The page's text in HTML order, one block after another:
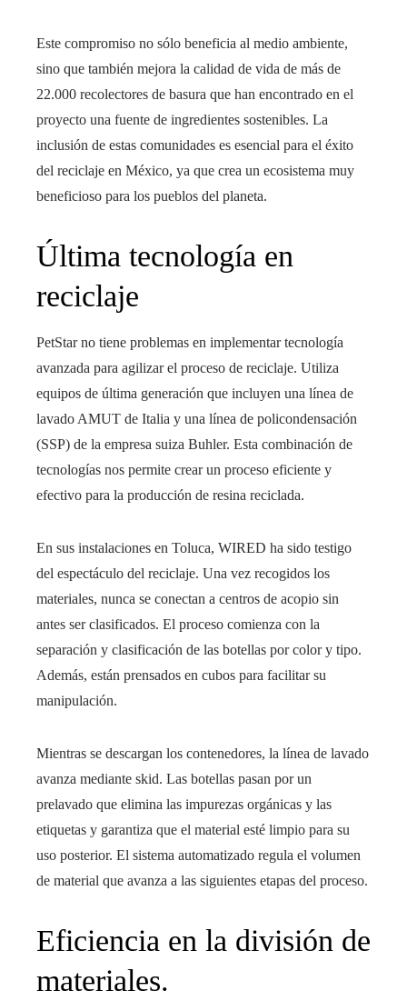
Este compromiso no sólo beneficia al medio ambiente,
sino que también mejora la calidad de vida de más de
22.000 recolectores de basura que han encontrado en el
proyecto una fuente de ingredientes sostenibles. La
inclusión de estas comunidades es esencial para el éxito
del reciclaje en México, ya que crea un ecosistema muy
beneficioso para los pueblos del planeta.
Última tecnología en
reciclaje
PetStar no tiene problemas en implementar tecnología
avanzada para agilizar el proceso de reciclaje. Utiliza
equipos de última generación que incluyen una línea de
lavado AMUT de Italia y una línea de policondensación
(SSP) de la empresa suiza Buhler. Esta combinación de
tecnologías nos permite crear un proceso eficiente y
efectivo para la producción de resina reciclada.
En sus instalaciones en Toluca, WIRED ha sido testigo
del espectáculo del reciclaje. Una vez recogidos los
materiales, nunca se conectan a centros de acopio sin
antes ser clasificados. El proceso comienza con la
separación y clasificación de las botellas por color y tipo.
Además, están prensados ​​en cubos para facilitar su
manipulación.
Mientras se descargan los contenedores, la línea de lavado
avanza mediante skid. Las botellas pasan por un
prelavado que elimina las impurezas orgánicas y las
etiquetas y garantiza que el material esté limpio para su
uso posterior. El sistema automatizado regula el volumen
de material que avanza a las siguientes etapas del proceso.
Eficiencia en la división de
materiales.